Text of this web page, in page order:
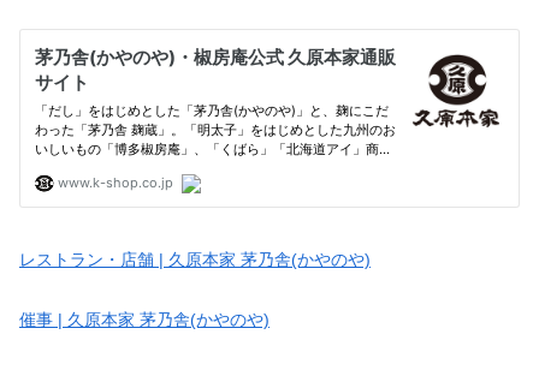
レストラン・店舗 | 久原本家 茅乃舎(かやのや)
催事 | 久原本家 茅乃舎(かやのや)